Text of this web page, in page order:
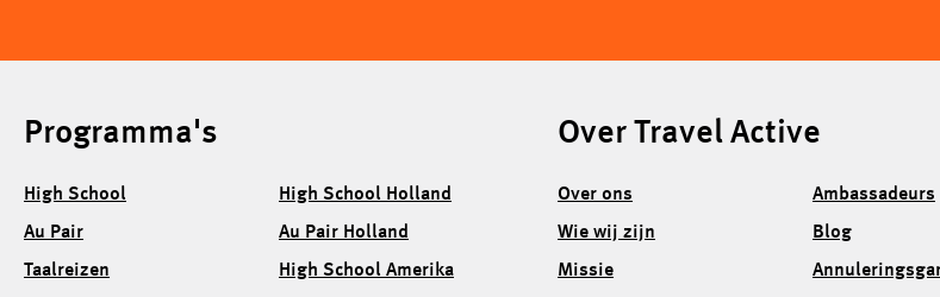
Programma's
High School
Au Pair
Taalreizen
High School Holland
Au Pair Holland
High School Amerika
Over Travel Active
Over ons
Wie wij zijn
Missie
Ambassadeurs
Blog